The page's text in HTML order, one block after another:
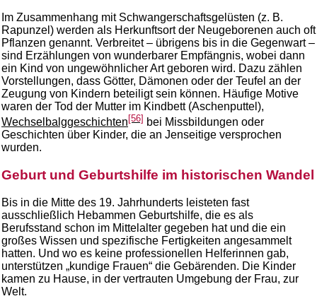
Im Zusammenhang mit Schwangerschaftsgelüsten (z. B.
Rapunzel) werden als Herkunftsort der Neugeborenen auch oft
Pflanzen genannt. Verbreitet – übrigens bis in die Gegenwart –
sind Erzählungen von wunderbarer Empfängnis, wobei dann
ein Kind von ungewöhnlicher Art geboren wird. Dazu zählen
Vorstellungen, dass Götter, Dämonen oder der Teufel an der
Zeugung von Kindern beteiligt sein können. Häufige Motive
waren der Tod der Mutter im Kindbett (Aschenputtel),
Wechselbalggeschichten [56] bei Missbildungen oder
Geschichten über Kinder, die an Jenseitige versprochen
wurden.
Geburt und Geburtshilfe im historischen Wandel
Bis in die Mitte des 19. Jahrhunderts leisteten fast
ausschließlich Hebammen Geburtshilfe, die es als
Berufsstand schon im Mittelalter gegeben hat und die ein
großes Wissen und spezifische Fertigkeiten angesammelt
hatten. Und wo es keine professionellen Helferinnen gab,
unterstützen „kundige Frauen“ die Gebärenden. Die Kinder
kamen zu Hause, in der vertrauten Umgebung der Frau, zur
Welt.